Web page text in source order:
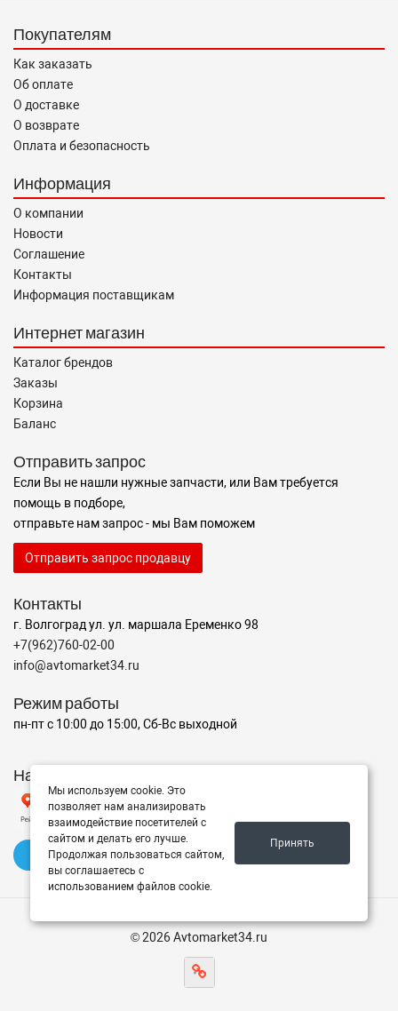
Покупателям
Как заказать
Об оплате
О доставке
О возврате
Оплата и безопасность
Информация
О компании
Новости
Соглашение
Контакты
Информация поставщикам
Интернет магазин
Каталог брендов
Заказы
Корзина
Баланс
Отправить запрос
Если Вы не нашли нужные запчасти, или Вам требуется
помощь в подборе,
отправьте нам запрос - мы Вам поможем
Отправить запрос продавцу
Контакты
г. Волгоград ул. ул. маршала Еременко 98
+7(962)760-02-00
info@avtomarket34.ru
Режим работы
пн-пт с 10:00 до 15:00, Сб-Вс выходной
Наш рейтинг на Яндексе
✍️ Оставить отзыв
© 2026 Avtomarket34.ru
Мы используем cookie. Это
позволяет нам анализировать
взаимодействие посетителей с
сайтом и делать его лучше.
Продолжая пользоваться сайтом,
вы соглашаетесь с
использованием файлов cookie.
Принять